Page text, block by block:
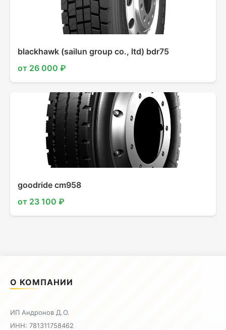
blackhawk (sailun group co., ltd) bdr75
от 26 000 ₽
goodride cm958
от 23 100 ₽
О КОМПАНИИ
ИП Андронов Д.О.
ИНН: 781311758462